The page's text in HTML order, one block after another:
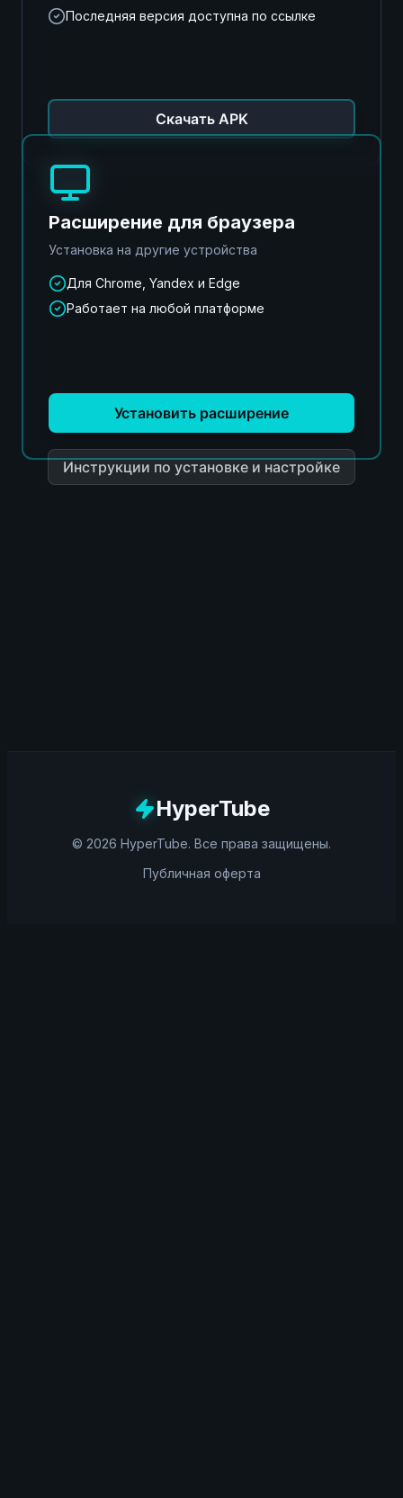
Последняя версия доступна по ссылке
Скачать APK
Расширение для браузера
Установка на другие устройства
Для Chrome, Yandex и Edge
Работает на любой платформе
Установить расширение
Инструкции по установке и настройке
HyperTube
© 2026 HyperTube. Все права защищены.
Публичная оферта